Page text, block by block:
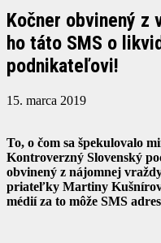
Kočner obvinený z
ho táto SMS o
podnikateľovi!
15. marca 2019
To, o čom sa špekulovalo
Kontroverzný Slovenský
obvinený z nájomnej
priateľky Martiny
médií za to môže SMS